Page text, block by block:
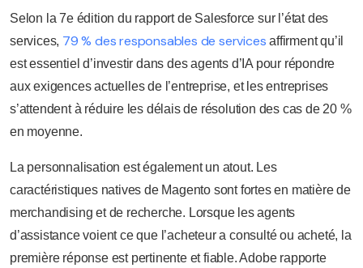
Selon la 7e édition du rapport de Salesforce sur l’état des
services, 79 % des responsables de services affirment qu’il
est essentiel d’investir dans des agents d’IA pour répondre
aux exigences actuelles de l’entreprise, et les entreprises
s’attendent à réduire les délais de résolution des cas de 20 %
en moyenne.
La personnalisation est également un atout. Les
caractéristiques natives de Magento sont fortes en matière de
merchandising et de recherche. Lorsque les agents
d’assistance voient ce que l’acheteur a consulté ou acheté, la
première réponse est pertinente et fiable. Adobe rapporte